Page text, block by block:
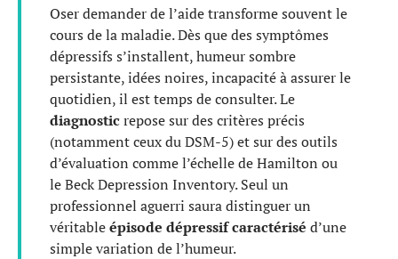
Oser demander de l’aide transforme souvent le
cours de la maladie. Dès que des symptômes
dépressifs s’installent, humeur sombre
persistante, idées noires, incapacité à assurer le
quotidien, il est temps de consulter. Le
diagnosticrepose sur des critères précis
(notamment ceux du DSM-5) et sur des outils
d’évaluation comme l’échelle de Hamilton ou
le Beck Depression Inventory. Seul un
professionnel aguerri saura distinguer un
véritableépisode dépressif caractérisé d’une
simple variation de l’humeur.